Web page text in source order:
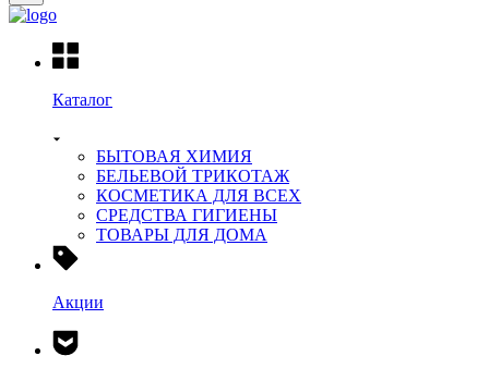
Каталог
БЫТОВАЯ ХИМИЯ
БЕЛЬЕВОЙ ТРИКОТАЖ
КОСМЕТИКА ДЛЯ ВСЕХ
СРЕДСТВА ГИГИЕНЫ
ТОВАРЫ ДЛЯ ДОМА
Акции